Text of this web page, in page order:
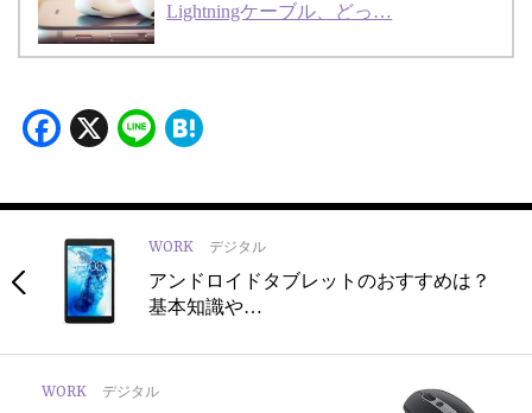
Lightningケーブル、どっ…
Facebook
X Line
WORK デジタル
アンドロイドタブレットのおすすめは？
基本知識や…
WORK デジタル